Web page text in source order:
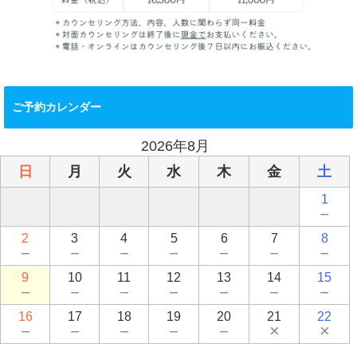
ご予約カレンダー
2026年8月
日
月 火 水 木 金 土
1
－
2
－
3
－
4
－
5
－
6
－
7
－
8
－
9
－
10
－
11
－
12
－
13
－
14
－
15
－
16
－
17
－
18
－
19
－
20
－
21
×
22
×